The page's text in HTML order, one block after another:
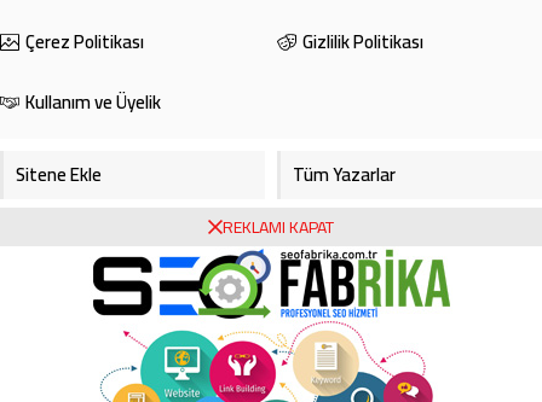
Çerez Politikası
Gizlilik Politikası
Kullanım ve Üyelik
Sitene Ekle
Tüm Yazarlar
Foto Galeri
Video Galeri
Bursa Haberleri
Bursa Hava Durumu
Bursaspor
REKLAMI KAPAT